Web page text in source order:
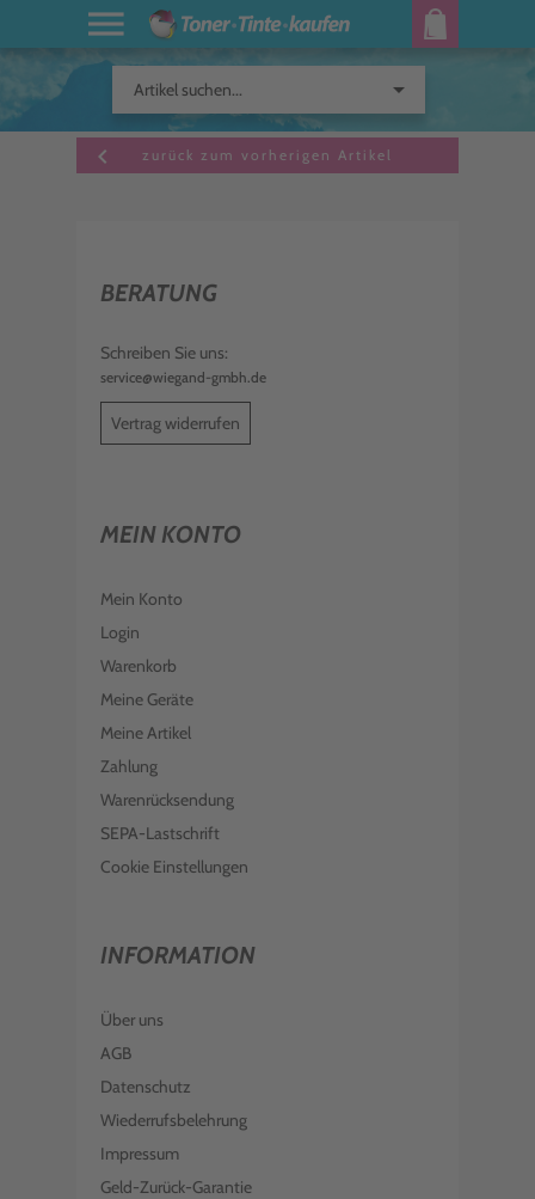
Artikel suchen... arrow_drop_down
zurück zum vorherigen Artikel
keyboard_arrow_left
BERATUNG
Schreiben Sie uns:
service@wiegand-gmbh.de
Vertrag widerrufen
MEIN KONTO
Mein Konto
Login
Warenkorb
Meine Geräte
Meine Artikel
Zahlung
Warenrücksendung
SEPA-Lastschrift
Cookie Einstellungen
INFORMATION
Über uns
AGB
Datenschutz
Wiederrufsbelehrung
Impressum
Geld-Zurück-Garantie